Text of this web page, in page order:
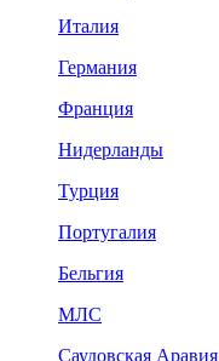
Италия
Германия
Франция
Нидерланды
Турция
Португалия
Бельгия
МЛС
Саудовская Аравия